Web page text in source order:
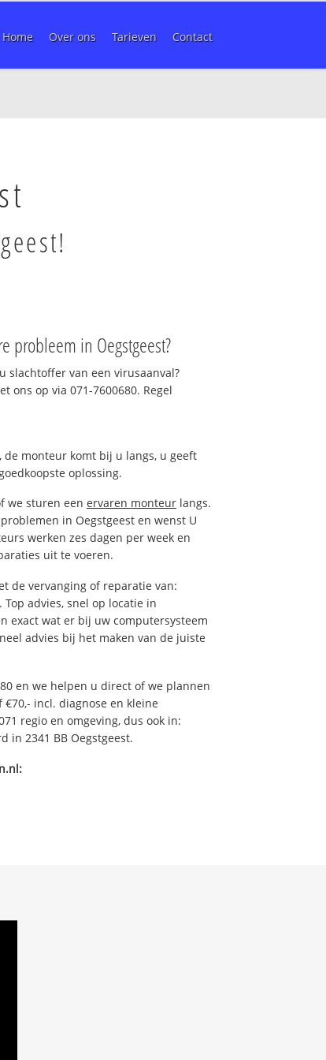
Home Over ons Tarieven Contact
probleem in Oegstgeest?
slachtoffer van een virusaanval?
ons op via 071-7600680. Regel
monteur komt bij u langs, u geeft
oplossing.
we sturen een ervaren monteur langs.
in Oegstgeest en wenst U
werken zes dagen per week en
uit te voeren.
de vervanging of reparatie van:
advies, snel op locatie in
exact wat er bij uw computersysteem
advies bij het maken van de juiste
en we helpen u direct of we plannen
incl. diagnose en kleine
regio en omgeving, dus ook in:
in 2341 BB Oegstgeest.